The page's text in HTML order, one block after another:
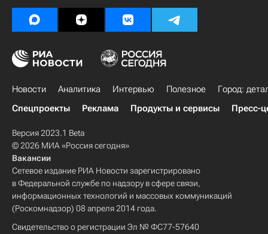
Новости Аналитика Интервью Полезное
Город:
Спецпроекты
Реклама Продукты и сервисы Пресс-
Версия 2023.1 Beta
© 2026 МИА «Россия сегодня»
Вакансии
Сетевое издание РИА Новости зарегистрировано
в Федеральной службе по надзору в сфере связи,
информационных технологий и массовых коммуникаций
(Роскомнадзор) 08 апреля 2014 года.
Свидетельство о регистрации Эл № ФС77-57640